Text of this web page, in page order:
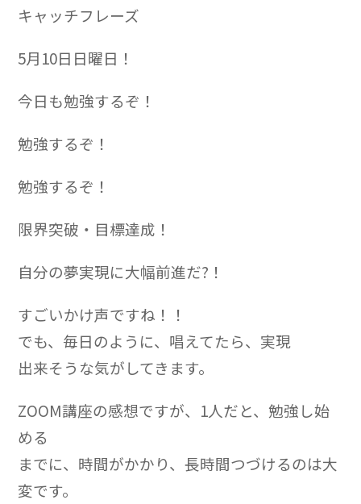
キャッチフレーズ
5月10日日曜日！
今日も勉強するぞ！
勉強するぞ！
勉強するぞ！
限界突破・目標達成！
自分の夢実現に大幅前進だ?！
すごいかけ声ですね！！
でも、毎日のように、唱えてたら、実現
出来そうな気がしてきます。
ZOOM講座の感想ですが、1人だと、勉強し始
める
までに、時間がかかり、長時間つづけるのは大
変です。